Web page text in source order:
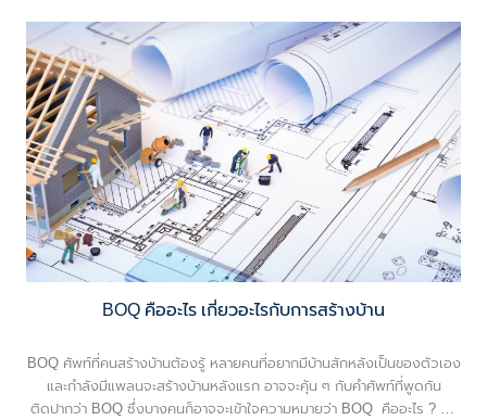
บ้านไปได้เยอะมากเลยค่ะ วันนี้เราจะแชร์ความรู้ ที่ช่วยให้คุณสามารถตัดสินใจ
เลือกวัสดุให้เหมาะสมกับบ้านของคุณ ทั้งเรื่องงบประมาณ ความแข็งแรง
คงทน รวมไปถึงความสวยงามที่ลงตัวกับบ้าน ถ้าพร้อมแล้วไปลุ
ยกันเล้ยยย...
BOQ คืออะไร เกี่ยวอะไรกับการสร้างบ้าน
BOQ ศัพท์ที่คนสร้างบ้านต้องรู้ หลายคนที่อยากมีบ้านสักหลังเป็นของตัวเอง
และกำลังมีแพลนจะสร้างบ้านหลังแรก อาจจะคุ้น ๆ กับคำศัพท์ที่พูดกัน
ติดปากว่า BOQ ซึ่งบางคนก็อาจจะเข้าใจความหมายว่า BOQ คืออะไร ? แต่